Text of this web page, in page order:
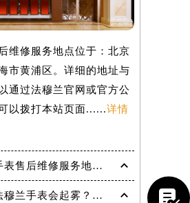
维修服务地点位于：北京
市黄浦区。详细的地址与
通过法穆兰官网或官方公
以拨打本站页面......详情
法穆兰手表售后维修服务地点电话是多少？
为什么法穆兰手表会起雾？(法穆兰手表起雾处理方法？) 